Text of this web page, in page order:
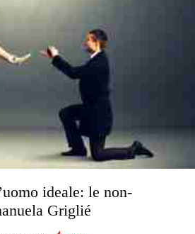
ideale: le non-
Griglié